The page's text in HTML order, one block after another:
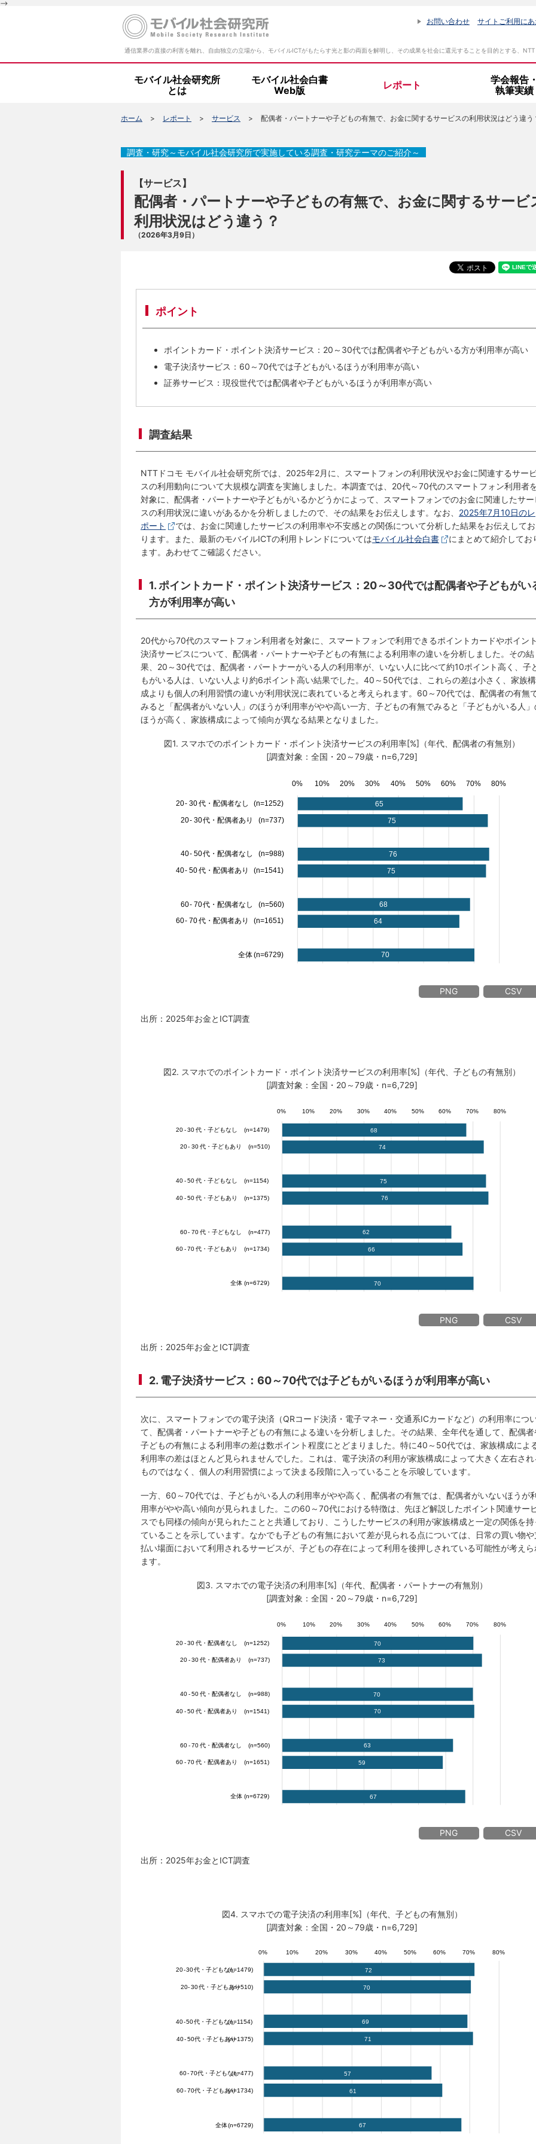
-->
お問い合わせ サイトご利用に
通信業界の直接の利害を離れ、自由独立の立場から、モバイルICTがもたらす光と影の両面を解明し、その成果を社会に還元することを目的とする、NTT
モバイル社会研究所
とは
所長挨拶
モバイル社会白書
Web版
レポート
学会報告・
執筆実績
ホーム レポート サービス 配偶者・パートナーや子どもの有無で、お金に関するサービスの利用状況はどう違う
【サービス】
配偶者・パートナーや子どもの有無で、お金に関するサービ
利用状況はどう違う？
（2026年3月9日）
調査・研究～モバイル社会研究所で実施している調査・研究テーマのご紹介～
ポイント
ポイントカード・ポイント決済サービス：20～30代では配偶者や子どもがいる方が利用率が高い
電子決済サービス：60～70代では子どもがいるほうが利用率が高い
証券サービス：現役世代では配偶者や子どもがいるほうが利用率が高い
調査結果
NTTドコモ モバイル社会研究所では、2025年2月に、スマートフォンの利用状況やお金に関連するサー
スの利用動向について大規模な調査を実施しました。本調査では、20代～70代のスマートフォン利用者
対象に、配偶者・パートナーや子どもがいるかどうかによって、スマートフォンでのお金に関連したサー
スの利用状況に違いがあるかを分析しましたので、その結果をお伝えします。なお、 2025年7月10日のレ
ポート
では、お金に関連したサービスの利用率や不安感との関係について分析した結果をお伝えしてお
ります。また、最新のモバイルICTの利用トレンドについてはモバイル社会白書
にまとめて紹介してお
ます。あわせてご確認ください。
1. ポイントカード・ポイント決済サービス：20～30代では配偶者や子どもがい
方が利用率が高い
20代から70代のスマートフォン利用者を対象に、スマートフォンで利用できるポイントカードやポイント
決済サービスについて、配偶者・パートナーや子どもの有無による利用率の違いを分析しました。その結
果、20～30代では、配偶者・パートナーがいる人の利用率が、いない人に比べて約10ポイント高く、子
もがいる人は、いない人より約6ポイント高い結果でした。40～50代では、これらの差は小さく、家族構
成よりも個人の利用習慣の違いが利用状況に表れていると考えられます。60～70代では、配偶者の有無
みると「配偶者がいない人」のほうが利用率がやや高い一方、子どもの有無でみると「子どもがいる人」
ほうが高く、家族構成によって傾向が異なる結果となりました。
図1. スマホでのポイントカード・ポイント決済サービスの利用率[%]（年代、配偶者の有無別）
[調査対象：全国・20～79歳・n=6,729]
PNG CSV
出所：2025年お金とICT調査
図2. スマホでのポイントカード・ポイント決済サービスの利用率[%]（年代、子どもの有無別）
[調査対象：全国・20～79歳・n=6,729]
PNG CSV
出所：2025年お金とICT調査
2. 電子決済サービス：60～70代では子どもがいるほうが利用率が高い
次に、スマートフォンでの電子決済（QRコード決済・電子マネー・交通系ICカードなど）の利用率につ
て、配偶者・パートナーや子どもの有無による違いを分析しました。その結果、全年代を通して、配偶者
子どもの有無による利用率の差は数ポイント程度にとどまりました。特に40～50代では、家族構成によ
利用率の差はほとんど見られませんでした。これは、電子決済の利用が家族構成によって大きく左右され
ものではなく、個人の利用習慣によって決まる段階に入っていることを示唆しています。
一方、60～70代では、子どもがいる人の利用率がやや高く、配偶者の有無では、配偶者がいないほうが
用率がやや高い傾向が見られました。この60～70代における特徴は、先ほど解説したポイント関連サー
スでも同様の傾向が見られたことと共通しており、こうしたサービスの利用が家族構成と一定の関係を持
ていることを示しています。なかでも子どもの有無において差が見られる点については、日常の買い物や
払い場面において利用されるサービスが、子どもの存在によって利用を後押しされている可能性が考えら
ます。
図3. スマホでの電子決済の利用率[%]（年代、配偶者・パートナーの有無別）
[調査対象：全国・20～79歳・n=6,729]
PNG CSV
出所：2025年お金とICT調査
図4. スマホでの電子決済の利用率[%]（年代、子どもの有無別）
[調査対象：全国・20～79歳・n=6,729]